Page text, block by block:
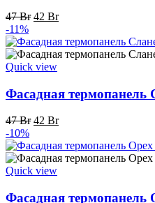
47Br Первоначальная
составляла
47 Br.
42 BrТекущая
42 Br.
-11%
Quick view
Фасадная термопанель
47Br Первоначальная
составляла
47 Br.
42 BrТекущая
42 Br.
-10%
Quick view
Фасадная термопанель